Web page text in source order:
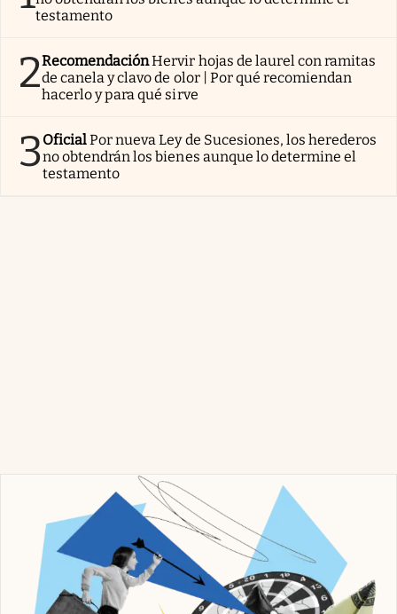
testamento
2RecomendaciónHervir hojas de laurel con ramitas
de canela y clavo de olor | Por qué recomiendan
hacerlo y para qué sirve
3OficialPor nueva Ley de Sucesiones, los herederos
no obtendrán los bienes aunque lo determine el
testamento